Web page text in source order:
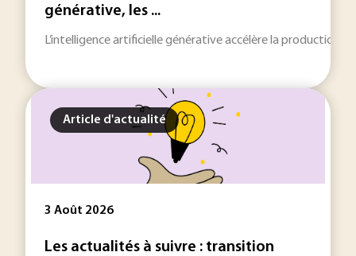
générative, les ...
L’intelligence artificielle générative accélère la production
Article d'actualité
3 Août 2026
Les actualités à suivre : transition